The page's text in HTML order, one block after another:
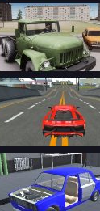
Truck Driver Easy Road
Modern Car Racing 2